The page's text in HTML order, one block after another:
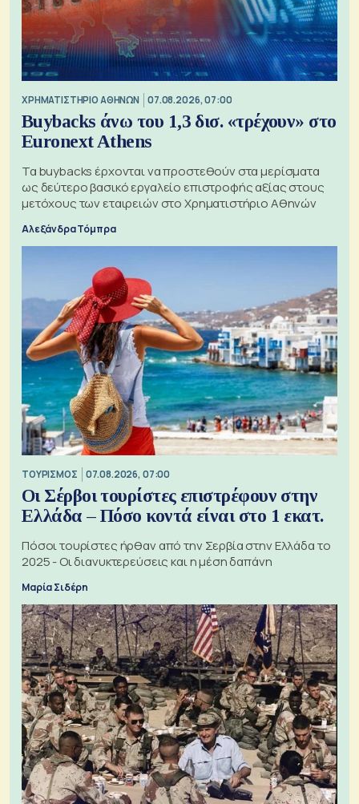
XΡΗΜΑΤΙΣΤΗΡΙΟ ΑΘΗΝΩΝ 07.08.2026, 07:00
Buybacks άνω του 1,3 δισ. «τρέχουν» στο
Euronext Athens
Τα buybacks έρχονται να προστεθούν στα μερίσματα
ως δεύτερο βασικό εργαλείο επιστροφής αξίας στους
μετόχους των εταιρειών στο Χρηματιστήριο Αθηνών
Αλεξάνδρα Τόμπρα
ΤΟΥΡΙΣΜΟΣ 07.08.2026, 07:00
Οι Σέρβοι τουρίστες επιστρέφουν στην
Ελλάδα – Πόσο κοντά είναι στο 1 εκατ.
Πόσοι τουρίστες ήρθαν από την Σερβία στην Ελλάδα το
2025 - Οι διανυκτερεύσεις και η μέση δαπάνη
Μαρία Σιδέρη